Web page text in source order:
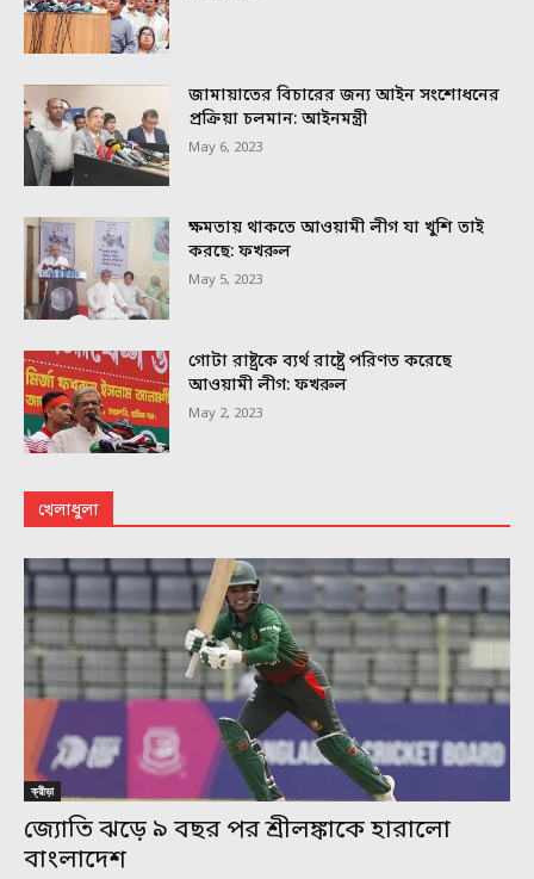
জামায়াতের বিচারের জন্য আইন সংশোধনের
প্রক্রিয়া চলমান: আইনমন্ত্রী
May 6, 2023
ক্ষমতায় থাকতে আওয়ামী লীগ যা খুশি তাই
করছে: ফখরুল
May 5, 2023
গোটা রাষ্ট্রকে ব্যর্থ রাষ্ট্রে পরিণত করেছে
আওয়ামী লীগ: ফখরুল
May 2, 2023
খেলাধুলা
ক্রীড়া
জ্যোতি ঝড়ে ৯ বছর পর শ্রীলঙ্কাকে হারালো
বাংলাদেশ